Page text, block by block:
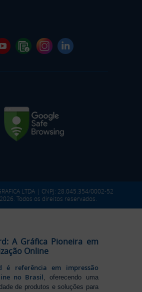
LTDA | CNPJ: 28.045.354/0002-52
Todos os direitos reservados.
A Gráfica Pioneira em
Online
é referência em impressão
no Brasil, oferecendo uma
de produtos e soluções para